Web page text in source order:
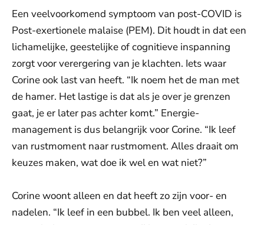
Een veelvoorkomend symptoom van post-COVID is
Post-exertionele malaise (PEM). Dit houdt in dat een
lichamelijke, geestelijke of cognitieve inspanning
zorgt voor verergering van je klachten. Iets waar
Corine ook last van heeft. “Ik noem het de man met
de hamer. Het lastige is dat als je over je grenzen
gaat, je er later pas achter komt.” Energie-
management is dus belangrijk voor Corine. “Ik leef
van rustmoment naar rustmoment. Alles draait om
keuzes maken, wat doe ik wel en wat niet?”
Corine woont alleen en dat heeft zo zijn voor- en
nadelen. “Ik leef in een bubbel. Ik ben veel alleen,